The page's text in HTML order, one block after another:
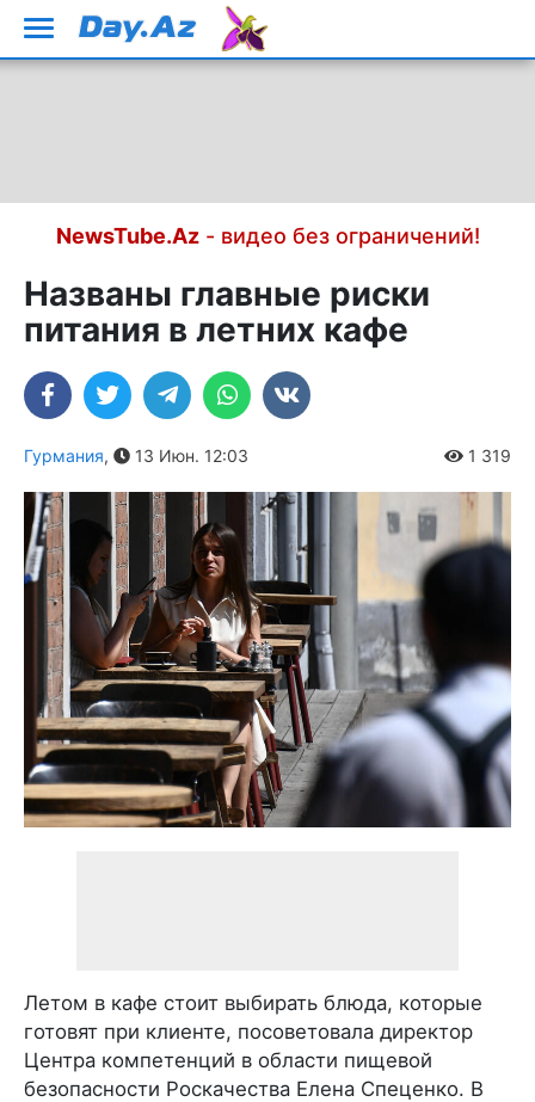
NewsTube.Az- видео без ограничений!
Названы главные риски
питания в летних кафе
Гурмания, 13 Июн. 12:03 1 319
Летом в кафе стоит выбирать блюда, которые
готовят при клиенте, посоветовала директор
Центра компетенций в области пищевой
безопасности Роскачества Елена Спеценко. В